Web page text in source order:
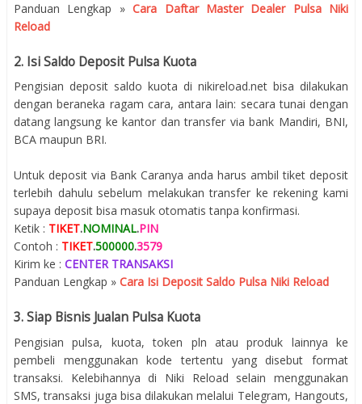
Panduan Lengkap »Cara Daftar Master Dealer Pulsa Niki
Reload
2. Isi Saldo Deposit Pulsa Kuota
Pengisian deposit saldo kuota di nikireload.net bisa dilakukan
dengan beraneka ragam cara, antara lain: secara tunai dengan
datang langsung ke kantor dan transfer via bank Mandiri, BNI,
BCA maupun BRI.
Untuk deposit via Bank Caranya anda harus ambil tiket deposit
terlebih dahulu sebelum melakukan transfer ke rekening kami
supaya deposit bisa masuk otomatis tanpa konfirmasi.
Ketik : TIKET.NOMINAL.PIN
Contoh : TIKET.500000.3579
Kirim ke : CENTER TRANSAKSI
Panduan Lengkap » Cara Isi Deposit Saldo Pulsa Niki Reload
3. Siap Bisnis Jualan Pulsa Kuota
Pengisian pulsa, kuota, token pln atau produk lainnya ke
pembeli menggunakan kode tertentu yang disebut format
transaksi. Kelebihannya di Niki Reload selain menggunakan
SMS, transaksi juga bisa dilakukan melalui Telegram, Hangouts,